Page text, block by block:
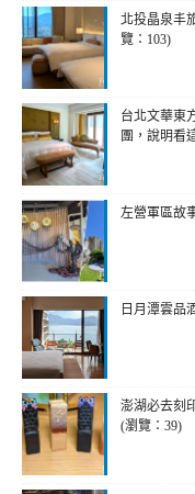
北投晶泉丰
覽：103)
台北文華東
團，說明看
左營軍區故
日月潭雲品
澎湖必去刻
(瀏覽：39)